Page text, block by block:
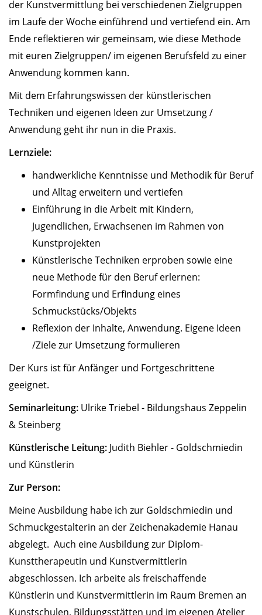
der Kunstvermittlung bei verschiedenen Zielgruppen
im Laufe der Woche einführend und vertiefend ein. Am
Ende reflektieren wir gemeinsam, wie diese Methode
mit euren Zielgruppen/ im eigenen Berufsfeld zu einer
Anwendung kommen kann.
Mit dem Erfahrungswissen der künstlerischen
Techniken und eigenen Ideen zur Umsetzung /
Anwendung geht ihr nun in die Praxis.
Lernziele:
handwerkliche Kenntnisse und Methodik für Beruf
und Alltag erweitern und vertiefen
Einführung in die Arbeit mit Kindern,
Jugendlichen, Erwachsenen im Rahmen von
Kunstprojekten
Künstlerische Techniken erproben sowie eine
neue Methode für den Beruf erlernen:
Formfindung und Erfindung eines
Schmuckstücks/Objekts
Reflexion der Inhalte, Anwendung. Eigene Ideen
/Ziele zur Umsetzung formulieren
Der Kurs ist für Anfänger und Fortgeschrittene
geeignet.
Seminarleitung: Ulrike Triebel - Bildungshaus Zeppelin
& Steinberg
Künstlerische Leitung: Judith Biehler - Goldschmiedin
und Künstlerin
Zur Person:
Meine Ausbildung habe ich zur Goldschmiedin und
Schmuckgestalterin an der Zeichenakademie Hanau
abgelegt. Auch eine Ausbildung zur Diplom-
Kunsttherapeutin und Kunstvermittlerin
abgeschlossen. Ich arbeite als freischaffende
Künstlerin und Kunstvermittlerin im Raum Bremen an
Kunstschulen, Bildungsstätten und im eigenen Atelier